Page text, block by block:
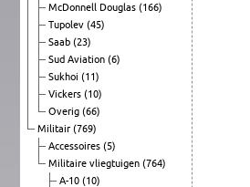
McDonnell Douglas (166)
Tupolev (45)
Saab (23)
Sud Aviation (6)
Sukhoi (11)
Vickers (10)
Overig (66)
Militair (769)
Accessoires (5)
Militaire vliegtuigen (764)
A-10 (10)